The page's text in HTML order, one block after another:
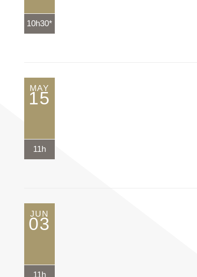
10h30*
MAY
15
11h
JUN
03
11h